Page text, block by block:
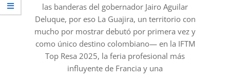
las banderas del gobernador Jairo Aguilar
Deluque, por eso La Guajira, un territorio con
mucho por mostrar debutó por primera vez y
como único destino colombiano— en la IFTM
Top Resa 2025, la feria profesional más
influyente de Francia y una